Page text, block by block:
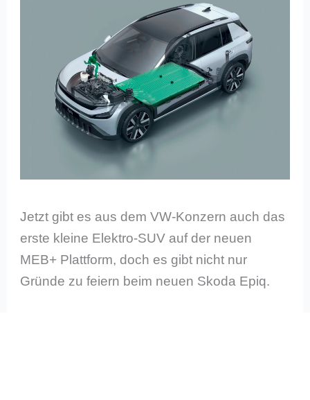
Jetzt gibt es aus dem VW-Konzern auch das
erste kleine Elektro-SUV auf der neuen
MEB+ Plattform, doch es gibt nicht nur
Gründe zu feiern beim neuen Skoda Epiq.